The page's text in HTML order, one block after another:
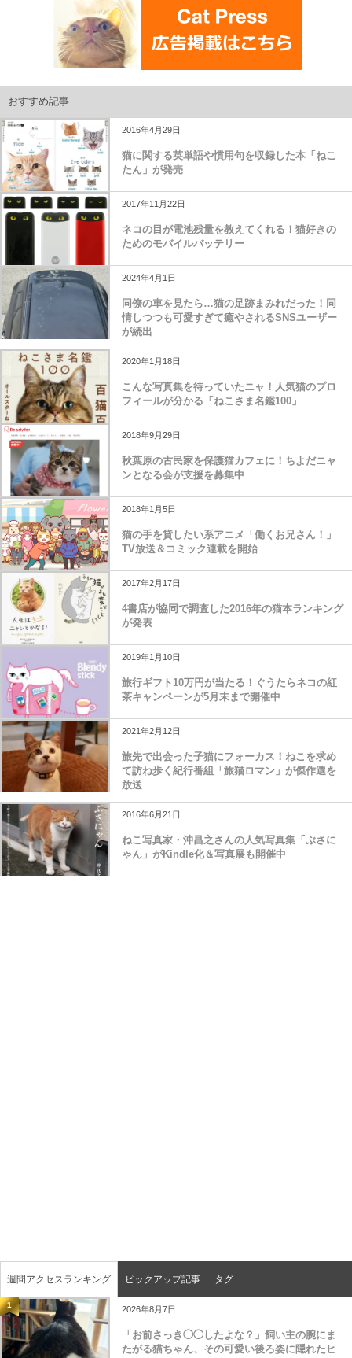
おすすめ記事
2016年4月29日
猫に関する英単語や慣用句を収録した本「ねこ
たん」が発売
2017年11月22日
ネコの目が電池残量を教えてくれる！猫好きの
ためのモバイルバッテリー
2024年4月1日
同僚の車を見たら…猫の足跡まみれだった！同
情しつつも可愛すぎて癒やされるSNSユーザー
が続出
2020年1月18日
こんな写真集を待っていたニャ！人気猫のプロ
フィールが分かる「ねこさま名鑑100」
2018年9月29日
秋葉原の古民家を保護猫カフェに！ちよだニャ
ンとなる会が支援を募集中
2018年1月5日
猫の手を貸したい系アニメ「働くお兄さん！」
TV放送＆コミック連載を開始
2017年2月17日
4書店が協同で調査した2016年の猫本ランキング
が発表
2019年1月10日
旅行ギフト10万円が当たる！ぐうたらネコの紅
茶キャンペーンが5月末まで開催中
2021年2月12日
旅先で出会った子猫にフォーカス！ねこを求め
て訪ね歩く紀行番組「旅猫ロマン」が傑作選を
放送
2016年6月21日
ねこ写真家・沖昌之さんの人気写真集「ぶさに
ゃん」がKindle化＆写真展も開催中
週間アクセスランキング ピックアップ記事 タグ
1 2026年8月7日
「お前さっき◯◯したよな？」飼い主の腕にま
たがる猫ちゃん、その可愛い後ろ姿に隠れたヒ